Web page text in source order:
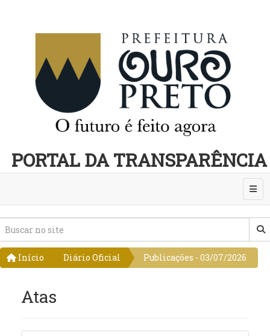
PORTAL DA TRANSPARÊNCIA
Início Diário Oficial Publicações - 03/07/2026
Atas